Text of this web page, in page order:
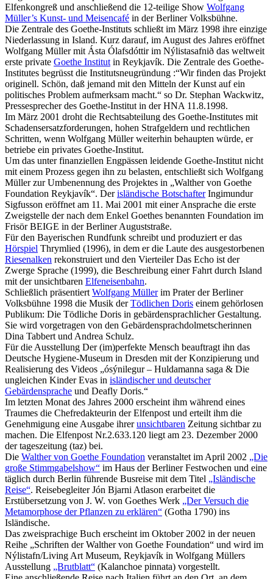
Elfenkongreß und anschließend die 12-teilige Show Wolfgang
Müller’s Kunst- und Meisencafé in der Berliner Volksbühne.
Die Zentrale des Goethe-Instituts schließt im März 1998 ihre einzige
Niederlassung in Island. Kurz darauf, im August des Jahres eröffnet
Wolfgang Müller mit Ásta Ólafsdóttir im Nýlistasafnið das weltweit
erste private Goethe Institut in Reykjavík. Die Zentrale des Goethe-
Institutes begrüsst die Institutsneugründung :“Wir finden das Projekt
originell. Schön, daß jemand mit den Mitteln der Kunst auf ein
politisches Problem aufmerksam macht.“ so Dr. Stephan Wackwitz,
Pressesprecher des Goethe-Institut in der HNA 11.8.1998.
Im März 2001 droht die Rechtsabteilung des Goethe-Institutes mit
Schadensersatzforderungen, hohen Strafgeldern und rechtlichen
Schritten, wenn Wolfgang Müller weiterhin behaupten würde, er
betriebe ein privates Goethe-Institut.
Um das unter finanziellen Engpässen leidende Goethe-Institut nicht
mit einem Prozess gegen ihn zu belasten, entschließt sich Wolfgang
Müller zur Umbenennung des Projektes in „Walther von Goethe
Foundation Reykjavík“. Derisländische BotschafterIngimundur
Sigfusson eröffnet am 11. Mai 2001 mit einer Ansprache die erste
Zweigstelle der nach dem Enkel Goethes benannten Foundation im
Frisör BEIGE in der Berliner Auguststraße.
Für den Bayerischen Rundfunk schreibt und produziert er das
Hörspiel Thrymlied (1996), in dem er die Laute des ausgestorbenen
Riesenalken rekonstruiert und den Vierteiler Das Echo ist der
Zwerge Sprache (1999), die Beschreibung einer Fahrt durch Island
mit der unsichtbaren Elfeneisenbahn.
Schließlich präsentiert Wolfgang Müllerim Prater der Berliner
Volksbühne 1998 die Musik derTödlichen Doris einem gehörlosen
Publikum: Die Tödliche Doris in gebärdensprachlicher Gestaltung.
Sie wird vorgetragen von den Gebärdensprachdolmetscherinnen
Dina Tabbert und Andrea Schulz.
Für die Ausstellung Der (im)perfekte Mensch beauftragt ihn das
Deutsche Hygiene-Museum in Dresden mit der Konzipierung und
Realisierung des Videos „ósýnilegur – Huldamanna saga & Die
ungleichen Kinder Evas in isländischer und deutscher
Gebärdensprache und Deafly Doris.“
Im letzten Monat des Jahres 2000 erscheint ihm während eines
Traumes die Chefredakteurin der Elfenpost und erteilt ihm die
Genehmigung eine Ausgabe ihrerunsichtbaren Zeitung sichtbar zu
machen. Die Elfenpost Nr.2.633.120 liegt am 23. Dezember 2000
der tageszeitung (taz) bei.
Die Walther von Goethe Foundation veranstaltet im April 2002 „Die
große Stimmgabelshow“ im Haus der Berliner Festwochen und eine
täglich durch Berlin führende Busreise mit dem Titel „Isländische
Reise“. Reisebegleiter Jón Bjarni Atlason erarbeitet die
Erstübersetzung von J. W. von Goethes Werk „Der Versuch die
Metamorphose der Pflanzen zu erklären“ (Gotha 1790) ins
Isländische.
Das zweisprachige Buch erscheint im Oktober 2002 in der neuen
Reihe „Schriften der Walther von Goethe Foundation“ und wird im
Nýlistafn/Living Art Museum, Reykjavík in Wolfgang Müllers
Ausstellung „Brutblatt“ (Kalanchoe pinnata) vorgestellt.